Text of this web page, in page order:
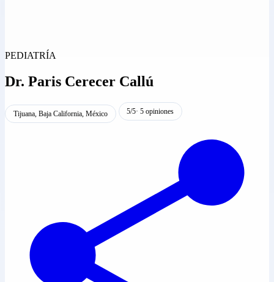
PEDIATRÍA
Dr. Paris Cerecer Callú
Tijuana, Baja California, México 5/5· 5 opiniones